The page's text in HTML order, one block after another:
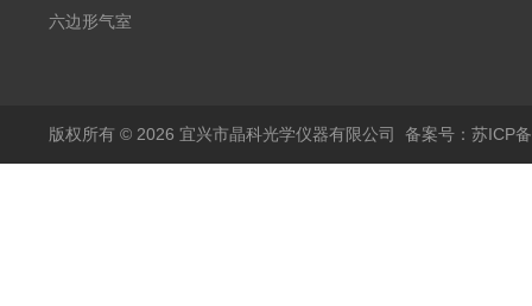
六边形气室
版权所有 © 2026 宜兴市晶科光学仪器有限公司 备案号：苏ICP